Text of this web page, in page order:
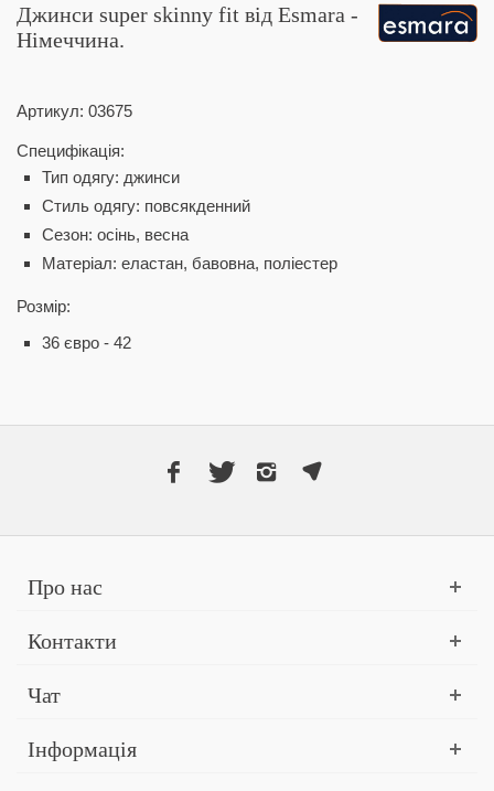
Джинси super skinny fit від Esmara -
Німеччина.
Артикул: 03675
Специфікація:
Тип одягу: джинси
Стиль одягу: повсякденний
Сезон: осінь, весна
Матеріал: еластан, бавовна, поліестер
Розмір:
36 євро - 42
Про нас
Контакти
Чат
Інформація